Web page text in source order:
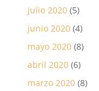
julio 2020(5)
junio 2020(4)
mayo 2020(8)
abril 2020(6)
marzo 2020(8)